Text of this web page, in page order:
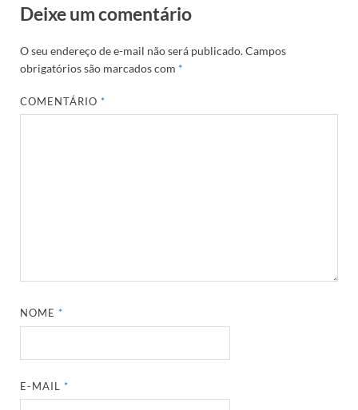
Deixe um comentário
O seu endereço de e-mail não será publicado.Campos
obrigatórios são marcados com *
COMENTÁRIO*
NOME*
E-MAIL*